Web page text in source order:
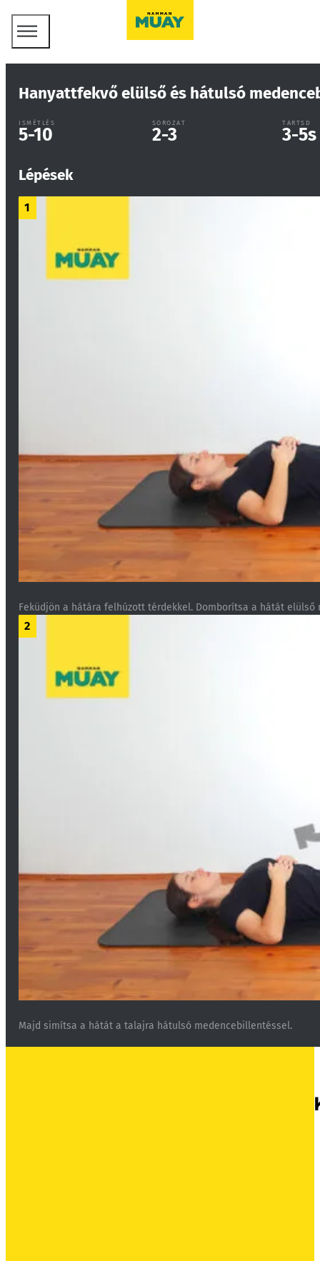
Hanyattfekvő elülső és hátulsó
ISMÉTLÉS
5-10
SOROZAT
2-3
TARTSD
3-5s
Lépések
1
Feküdjön a hátára felhúzott térdekkel. Domborítsa a hátát elülső
2
Majd simítsa a hátát a talajra hátulsó medencebillentéssel.